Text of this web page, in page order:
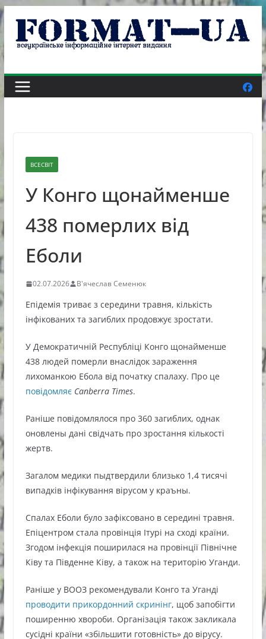
Skip
content
ВСЕСВІТ
У Конго щонайменше
438 померлих від
Еболи
02.07.2026 В'ячеслав Семенюк
Епідемія триває з середини травня, кількість
інфікованих та загиблих продовжує зростати.
У Демократичній Республіці Конго щонайменше
438 людей померли внаслідок зараження
лихоманкою Ебола від початку спалаху. Про це
повідомляє Canberra Times.
Раніше повідомлялося про 360 загиблих, однак
оновлены дані свідчать про зростання кількості
жертв.
Загалом медики пыдтвердили близько 1,4 тисячі
випадків інфікування вірусом у краъны.
Спалах Еболи було зафіксовано в середині травня.
Епіцентром стала провінція Ітурі на сході країни.
Згодом інфекція поширилася на провінції Північне
Ківу та Південне Ківу, а також на територію Уганди.
Раніше у ВООЗ рекомендували Конго та Уганді
проводити прикордонний скринінг, щоб запобігти
поширенню хвороби. Організація також закликала
сусідні країни «збільшити готовність» до вірусу.